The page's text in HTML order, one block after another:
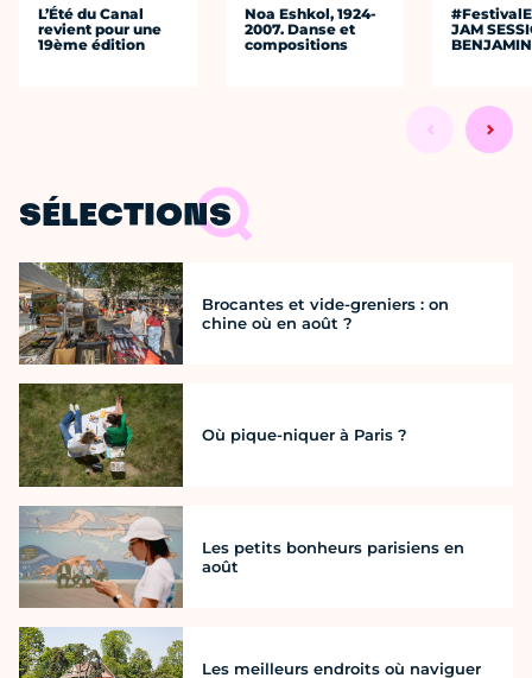
L’Été du Canal
revient pour une
19ème édition
Noa Eshkol, 1924-
2007. Danse et
compositions
JAM
SÉLECTIONS
Brocantes et vide-greniers : on
chine où en août ?
Où pique-niquer à Paris ?
Les petits bonheurs parisiens en
août
Les meilleurs endroits où naviguer